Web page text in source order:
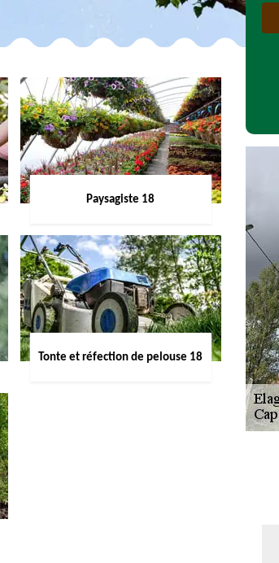
Paysagiste 18
Tonte et réfection de pelouse 18